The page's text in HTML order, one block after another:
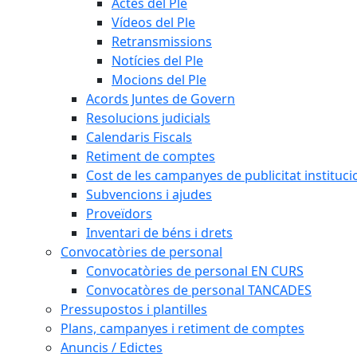
Vídeos del Ple
Retransmissions
Notícies del Ple
Mocions del Ple
Acords Juntes de Govern
Resolucions judicials
Calendaris Fiscals
Retiment de comptes
Cost de les campanyes de publicitat
Subvencions i ajudes
Proveïdors
Inventari de béns i drets
Convocatòries de personal
Convocatòries de personal EN CURS
Convocatòres de personal TANCADES
Pressupostos i plantilles
Plans, campanyes i retiment de comptes
Anuncis / Edictes